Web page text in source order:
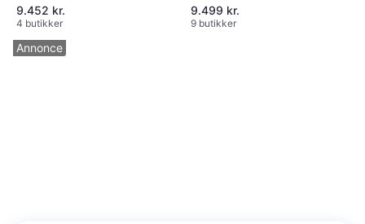
9.452 kr.
4 butikker
9.499 kr.
9 butikker
Annonce